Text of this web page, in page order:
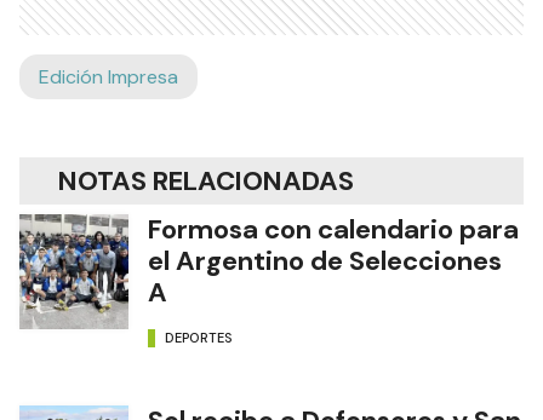
Edición Impresa
NOTAS RELACIONADAS
Formosa con calendario para
el Argentino de Selecciones
A
DEPORTES